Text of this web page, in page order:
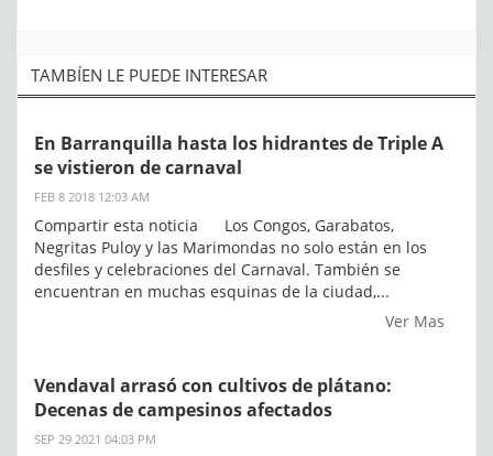
TAMBÍEN LE PUEDE INTERESAR
En Barranquilla hasta los hidrantes de Triple A
se vistieron de carnaval
FEB 8 2018 12:03 AM
Compartir esta noticia Los Congos, Garabatos,
Negritas Puloy y las Marimondas no solo están en los
desfiles y celebraciones del Carnaval. También se
encuentran en muchas esquinas de la ciudad,...
Ver Mas
Vendaval arrasó con cultivos de plátano:
Decenas de campesinos afectados
SEP 29 2021 04:03 PM